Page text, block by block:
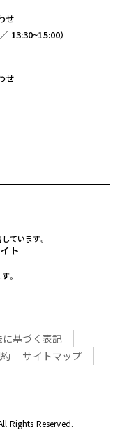
せ
13:30~15:00）
せ
ています。
ト
。
基づく表記
サイトマップ
Rights Reserved.